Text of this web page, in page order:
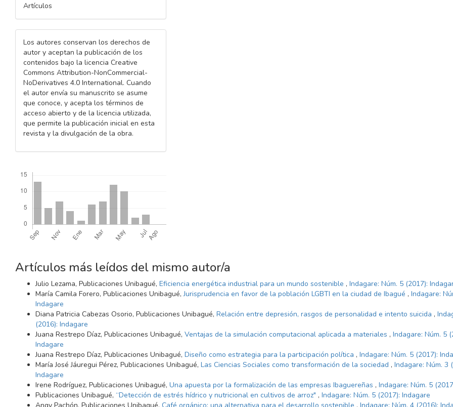
Artículos
Los autores conservan los derechos de
autor y aceptan la publicación de los
contenidos bajo la licencia Creative
Commons Attribution-NonCommercial-
NoDerivatives 4.0 International. Cuando
el autor envía su manuscrito se asume
que conoce, y acepta los términos de
acceso abierto y de la licencia utilizada,
que permite la publicación inicial en esta
revista y la divulgación de la obra.
Artículos más leídos del mismo autor/a
Julio Lezama, Publicaciones Unibagué, Eficiencia energética industrial para un mundo sostenible , Indagare: Núm. 5 (2017):
María Camila Forero, Publicaciones Unibagué,Jurisprudencia en favor de la población LGBTI en la ciudad de Ibagué , Indagare:
Indagare
Diana Patricia Cabezas Osorio, Publicaciones Unibagué, Relación entre depresión, rasgos de personalidad e intento suicida ,
(2016): Indagare
Juana Restrepo Díaz, Publicaciones Unibagué, Ventajas de la simulación computacional aplicada a materiales , Indagare: Núm. 5
Indagare
Juana Restrepo Díaz, Publicaciones Unibagué, Diseño como estrategia para la participación política , Indagare: Núm. 5 (2017):
María José Jáuregui Pérez, Publicaciones Unibagué, Las Ciencias Sociales como transformación de la sociedad , Indagare: Núm. 3
Indagare
Irene Rodríguez, Publicaciones Unibagué, Una apuesta por la formalización de las empresas Ibaguereñas , Indagare: Núm. 5
Publicaciones Unibagué, “Detección de estrés hídrico y nutricional en cultivos de arroz" , Indagare: Núm. 5 (2017): Indagare